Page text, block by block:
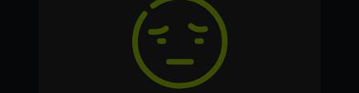
Video card
NVIDIA GeForce GTX 950
Japanese